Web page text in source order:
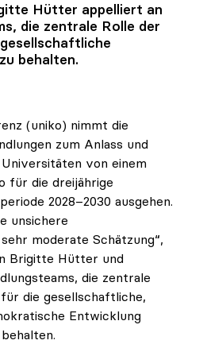
Hütter appelliert an
die zentrale Rolle der
behalten.
(uniko) nimmt die
zum Anlass und
von einem
für die dreijährige
2028–2030 ausgehen.
unsichere
moderate Schätzung“,
Brigitte Hütter und
die zentrale
die gesellschaftliche,
Entwicklung